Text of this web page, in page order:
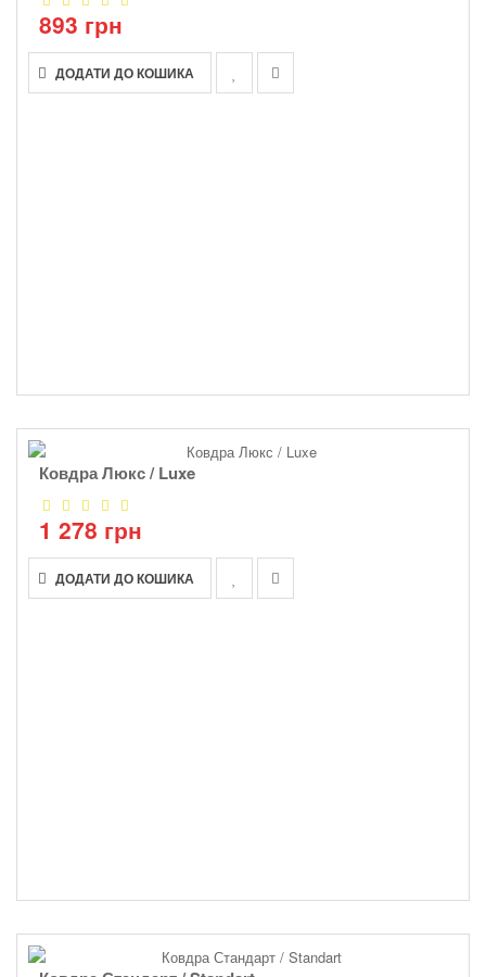
893 грн
ДОДАТИ ДО КОШИКА
Ковдра Люкс / Luxe
1 278 грн
ДОДАТИ ДО КОШИКА